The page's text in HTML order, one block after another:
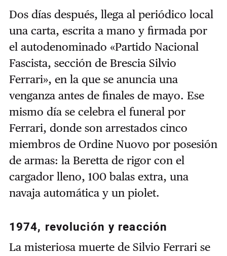
Dos días después, llega al periódico local
una carta, escrita a mano y firmada por
el autodenominado «Partido Nacional
Fascista, sección de Brescia Silvio
Ferrari», en la que se anuncia una
venganza antes de finales de mayo. Ese
mismo día se celebra el funeral por
Ferrari, donde son arrestados cinco
miembros de Ordine Nuovo por posesión
de armas: la Beretta de rigor con el
cargador lleno, 100 balas extra, una
navaja automática y un piolet.
1974, revolución y reacción
La misteriosa muerte de Silvio Ferrari se